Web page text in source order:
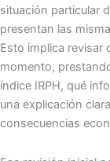
situación particular
presentan las
Esto implica revisar
momento,
índice IRPH, qué
una explicación
consecuencias